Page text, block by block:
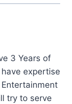
3 Years of
expertise
try to serve